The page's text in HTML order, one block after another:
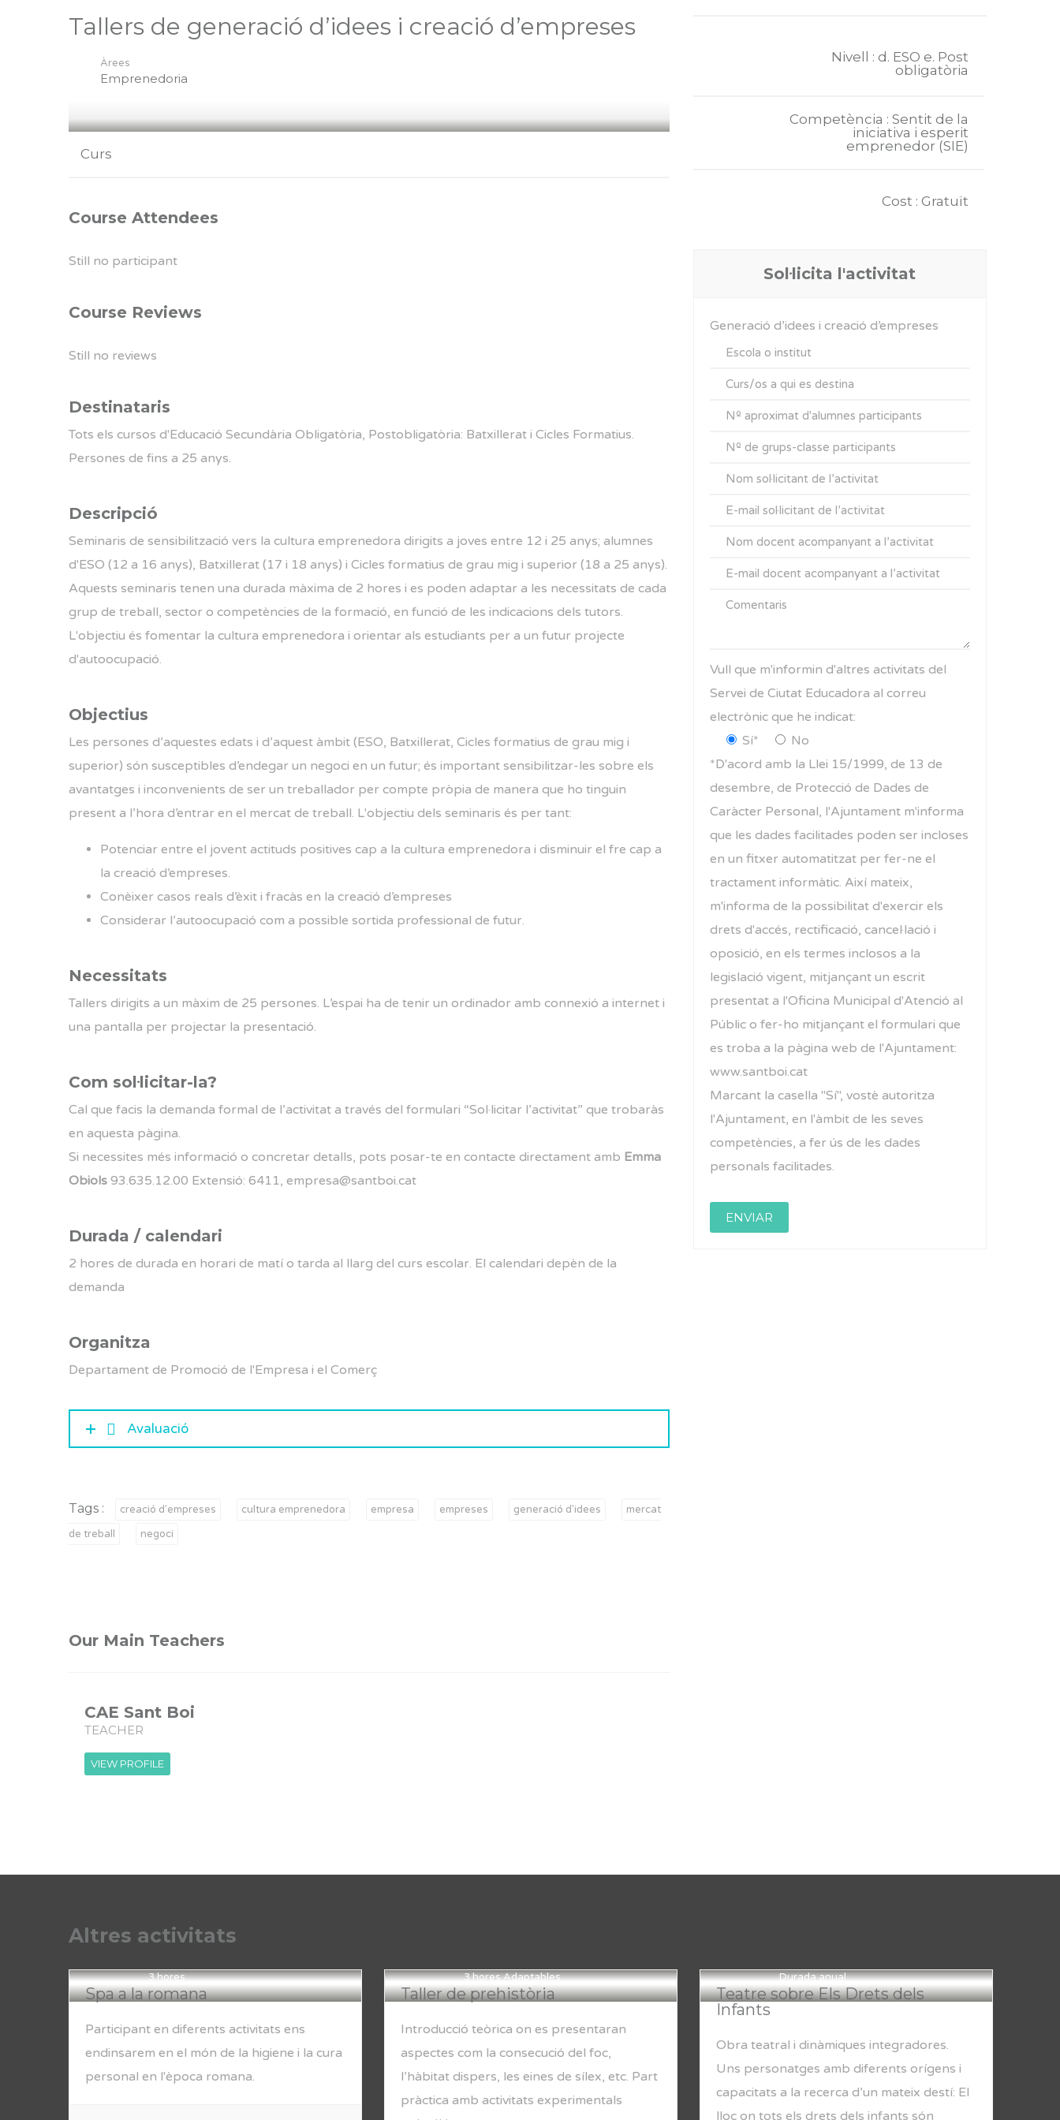
Tallers de generació d’idees i creació d’empreses
Àrees
Emprenedoria
Curs
Course Attendees
Still no participant
Course Reviews
Still no reviews
Destinataris
Tots els cursos d'Educació Secundària Obligatòria, Postobligatòria: Batxillerat i Cicles Formatius.
Persones de fins a 25 anys.
Descripció
Seminaris de sensibilització vers la cultura emprenedora dirigits a joves entre 12 i 25 anys; alumnes
d'ESO (12 a 16 anys), Batxillerat (17 i 18 anys) i Cicles formatius de grau mig i superior (18 a 25 anys).
Aquests seminaris tenen una durada màxima de 2 hores i es poden adaptar a les necessitats de cada
grup de treball, sector o competències de la formació, en funció de les indicacions dels tutors.
L'objectiu és fomentar la cultura emprenedora i orientar als estudiants per a un futur projecte
d'autoocupació.
Objectius
Les persones d’aquestes edats i d’aquest àmbit (ESO, Batxillerat, Cicles formatius de grau mig i
superior) són susceptibles d’endegar un negoci en un futur; és important sensibilitzar-les sobre els
avantatges i inconvenients de ser un treballador per compte pròpia de manera que ho tinguin
present a l’hora d’entrar en el mercat de treball. L'objectiu dels seminaris és per tant:
Potenciar entre el jovent actituds positives cap a la cultura emprenedora i disminuir el fre cap a
la creació d’empreses.
Conèixer casos reals d’èxit i fracàs en la creació d’empreses
Considerar l’autoocupació com a possible sortida professional de futur.
Necessitats
Tallers dirigits a un màxim de 25 persones. L’espai ha de tenir un ordinador amb connexió a internet i
una pantalla per projectar la presentació.
Com sol·licitar-la?
Cal que facis la demanda formal de l’activitat a través del formulari “Sol·licitar l’activitat” que trobaràs
en aquesta pàgina.
Si necessites més informació o concretar detalls, pots posar-te en contacte directament amb Emma
Obiols 93.635.12.00 Extensió: 6411, empresa@santboi.cat
Durada / calendari
2 hores de durada en horari de matí o tarda al llarg del curs escolar. El calendari depèn de la
demanda
Organitza
Departament de Promoció de l'Empresa i el Comerç
Avaluació
Tags : creació d'empreses cultura emprenedora empresa empreses generació d'idees
mercat
de treball
negoci
Our Main Teachers
CAE Sant Boi
TEACHER
VIEW PROFILE
Nivell : d. ESO e. Post
obligatòria
Competència : Sentit de la
iniciativa i esperit
emprenedor (SIE)
Cost : Gratuït
Sol·licita l'activitat
Generació d’idees i creació d’empreses
Vull que m'informin d'altres activitats del
Servei de Ciutat Educadora al correu
electrònic que he indicat:
Sí*
No
*D'acord amb la Llei 15/1999, de 13 de
desembre, de Protecció de Dades de
Caràcter Personal, l'Ajuntament m'informa
que les dades facilitades poden ser incloses
en un fitxer automatitzat per fer-ne el
tractament informàtic. Així mateix,
m'informa de la possibilitat d'exercir els
drets d'accés, rectificació, cancel·lació i
oposició, en els termes inclosos a la
legislació vigent, mitjançant un escrit
presentat a l'Oficina Municipal d'Atenció al
Públic o fer-ho mitjançant el formulari que
es troba a la pàgina web de l'Ajuntament:
www.santboi.cat
Marcant la casella "Sí", vostè autoritza
l'Ajuntament, en l'àmbit de les seves
competències, a fer ús de les dades
personals facilitades.
Altres activitats
3 hores
Spa a la romana
Participant en diferents activitats ens
endinsarem en el món de la higiene i la cura
personal en l'època romana.
3 hores Adaptables
Taller de prehistòria
Introducció teòrica on es presentaran
aspectes com la consecució del foc,
l’hàbitat dispers, les eines de sílex, etc. Part
pràctica amb activitats experimentals
Durada anual
Teatre sobre Els Drets dels
Infants
Obra teatral i dinàmiques integradores.
Uns personatges amb diferents orígens i
capacitats a la recerca d’un mateix destí: El
lloc on tots els drets dels infants són